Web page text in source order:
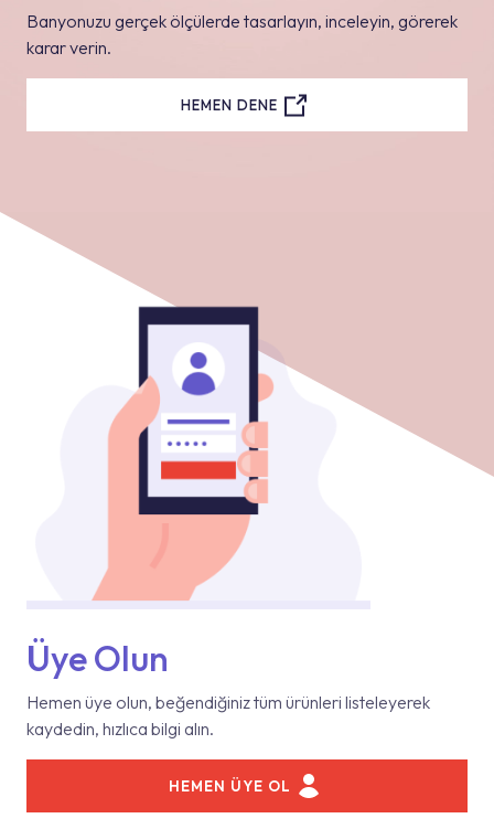
Banyonuzu gerçek ölçülerde tasarlayın, inceleyin, görerek
karar verin.
HEMEN DENE
Üye Olun
Hemen üye olun, beğendiğiniz tüm ürünleri listeleyerek
kaydedin, hızlıca bilgi alın.
HEMEN ÜYE OL